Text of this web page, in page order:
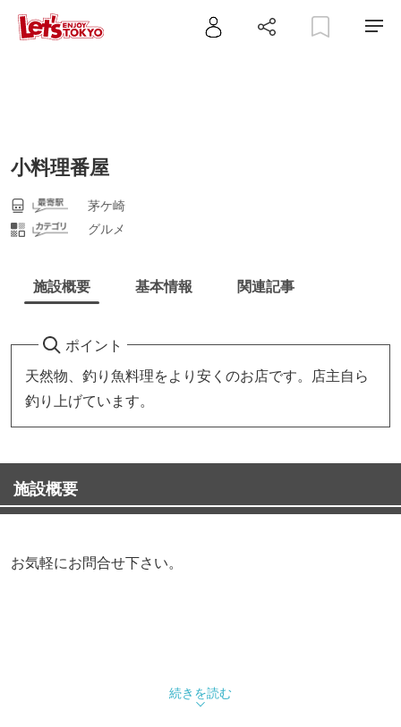
小料理番屋
茅ケ崎
グルメ
施設概要 基本情報 関連記事
ポイント
天然物、釣り魚料理をより安くのお店です。店主自ら
釣り上げています。
施設概要
お気軽にお問合せ下さい。
続きを読む